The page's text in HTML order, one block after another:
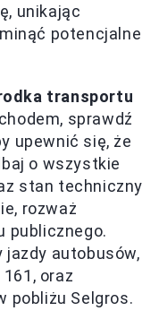
unikając
potencjalne
transportu
sprawdź
upewnić się, że
o wszystkie
stan techniczny
rozważ
publicznego.
jazdy autobusów,
oraz
pobliżu Selgros.